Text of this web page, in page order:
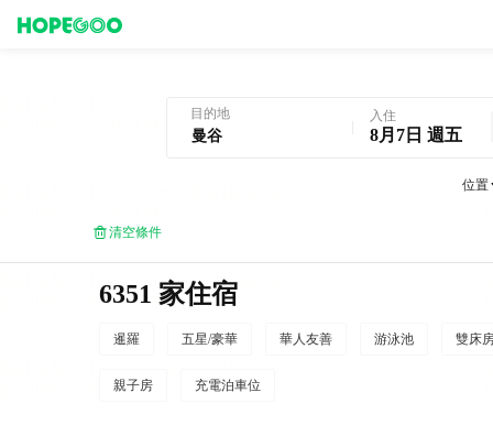
目的地 入住
8月7日 週五
位置
清空條件
6351 家住宿
暹羅 五星/豪華 華人友善 游泳池 雙床
親子房 充電泊車位